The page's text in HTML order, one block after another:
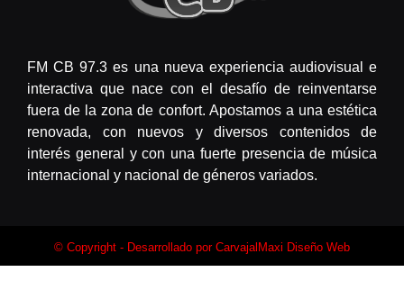
FM CB 97.3 es una nueva experiencia audiovisual e
interactiva que nace con el desafío de reinventarse
fuera de la zona de confort. Apostamos a una estética
renovada, con nuevos y diversos contenidos de
interés general y con una fuerte presencia de música
internacional y nacional de géneros variados.
© Copyright - Desarrollado por CarvajalMaxi Diseño Web